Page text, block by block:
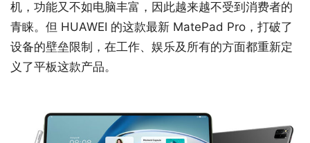
机，功能又不如电脑丰富，因此越来越不受到消费者的
青睐。但 HUAWEI 的这款最新 MatePad Pro，打破了
设备的壁垒限制，在工作、娱乐及所有的方面都重新定
义了平板这款产品。